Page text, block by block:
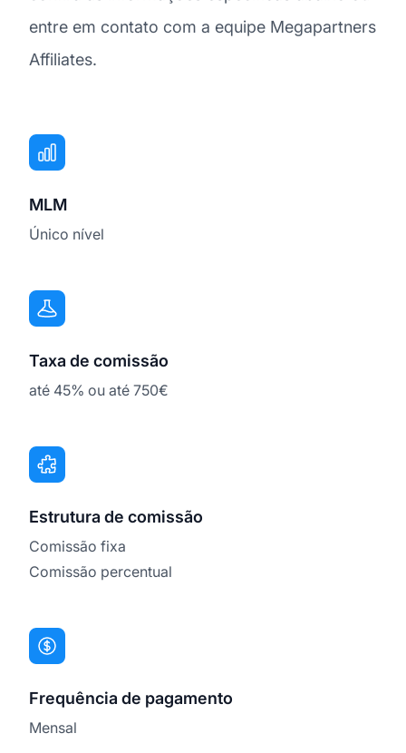
entre em contato com a equipe Megapartners
Affiliates.
MLM
Único nível
Taxa de comissão
até 45% ou até 750€
Estrutura de comissão
Comissão fixa
Comissão percentual
Frequência de pagamento
Mensal